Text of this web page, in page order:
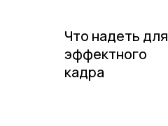
Что надеть для
эффектного
кадра